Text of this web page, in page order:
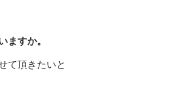
ますか。
て頂きたいと